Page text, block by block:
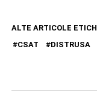
ALTE ARTICOLE
CSAT
DISTRUSA